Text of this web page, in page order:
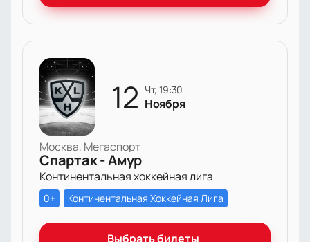
12 чт, 19:30
Ноября
Москва, Мегаспорт
Спартак - Амур
Континентальная хоккейная лига
0+ Континентальная Хоккейная Лига
Выбрать билеты